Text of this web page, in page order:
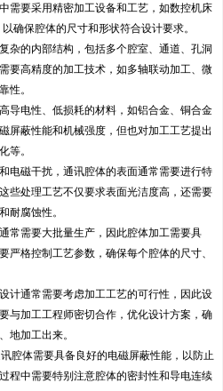
需要采用精密加工设备和工艺，如数控机床
确保腔体的尺寸和形状符合设计要求。
杂的内部结构，包括多个腔室、通道、孔洞
要高精度的加工技术，如多轴联动加工、微
性。
导电性、低损耗的材料，如铝合金、铜合金
屏蔽性能和机械强度，但也对加工工艺提出
等。
电磁干扰，通讯腔体的表面通常需要进行特
些处理工艺不仅要求表面光洁度高，还需要
耐腐蚀性。
常需要大批量生产，因此腔体加工需要具
严格控制工艺参数，确保每个腔体的尺寸、
计通常需要考虑加工工艺的可行性，因此设
与加工工程师密切合作，优化设计方案，确
地加工出来。
腔体需要具备良好的电磁屏蔽性能，以防止
程中需要特别注意腔体的密封性和导电连续